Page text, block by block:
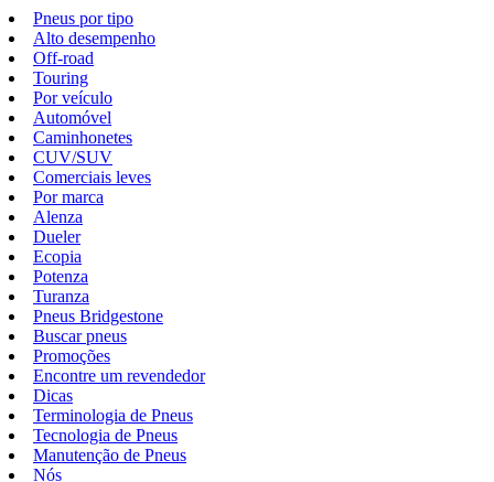
Pneus por tipo
Alto desempenho
Off-road
Touring
Por veículo
Automóvel
Caminhonetes
CUV/SUV
Comerciais leves
Por marca
Alenza
Dueler
Ecopia
Potenza
Turanza
Pneus Bridgestone
Buscar pneus
Promoções
Encontre um revendedor
Dicas
Terminologia de Pneus
Tecnologia de Pneus
Manutenção de Pneus
Nós